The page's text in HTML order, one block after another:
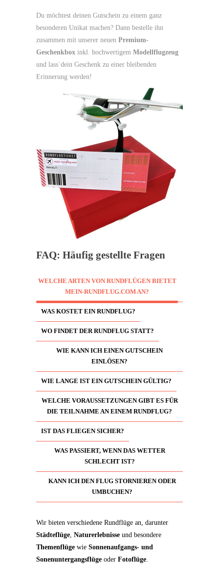
Du möchtest deinen Gutschein zu einem ganz
besonderen Unikat machen? Dann bestelle ihn
zusammen mit unserer neuen Premium-
Geschenkbox inkl. hochwertigem Modellflugzeug
und lass`dein Geschenk zu einer bleibenden
Erinnerung werden!
FAQ: Häufig gestellte Fragen
WELCHE ARTEN VON RUNDFLÜGEN BIETET
MEIN-RUNDFLUG.COM AN?
WAS KOSTET EIN RUNDFLUG?
WO FINDET DER RUNDFLUG STATT?
WIE KANN ICH EINEN GUTSCHEIN
EINLÖSEN?
WIE LANGE IST EIN GUTSCHEIN GÜLTIG?
WELCHE VORAUSSETZUNGEN GIBT ES FÜR
DIE TEILNAHME AN EINEM RUNDFLUG?
IST DAS FLIEGEN SICHER?
WAS PASSIERT, WENN DAS WETTER
SCHLECHT IST?
KANN ICH DEN FLUG STORNIEREN ODER
UMBUCHEN?
Wir bieten verschiedene Rundflüge an, darunter
Städteflüge, Naturerlebnisse und besondere
Themenflüge wie Sonnenaufgangs- und
Sonenuntergangsflüge oder Fotoflüge.